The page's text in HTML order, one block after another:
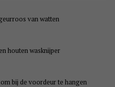
van watten
houten wasknijper
bij de voordeur te hangen